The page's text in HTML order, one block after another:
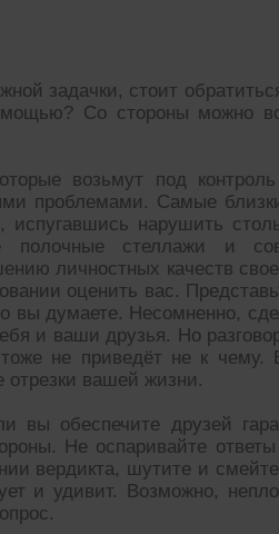
задачки, стоит
Со стороны можно
возьмут под
проблемами. Самые
испугавшись нарушить
полочные стеллажи и
личностных качеств
оценить вас.
вы думаете. Несомненно,
и ваши друзья. Но
не приведёт не к чему.
отрезки вашей жизни.
вы обеспечите друзей
Не оспаривайте
вердикта, шутите и
и удивит. Возможно,